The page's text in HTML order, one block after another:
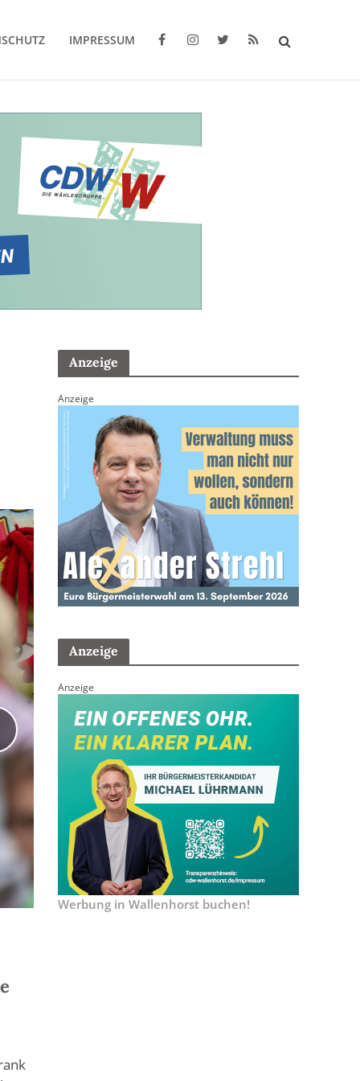
IMPRESSUM
Anzeige
Anzeige
Anzeige
Anzeige
Werbung in Wallenhorst buchen!